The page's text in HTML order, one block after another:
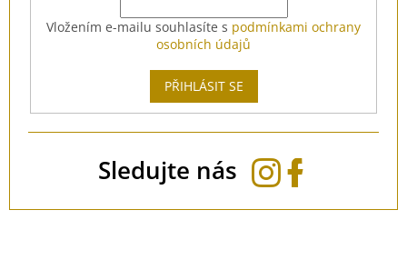
Vložením e-mailu souhlasíte s podmínkami ochrany
osobních údajů
PŘIHLÁSIT SE
Sledujte nás